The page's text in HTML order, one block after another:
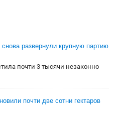
развернули крупную партию
почти 3 тысячи незаконно
почти две сотни гектаров